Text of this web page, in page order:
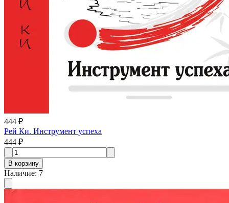
444 ₽
Рей Ки. Инструмент успеха
444 ₽
В корзину
Наличие: 7